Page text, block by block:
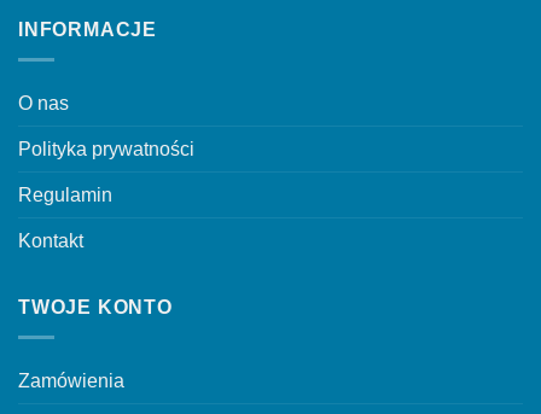
INFORMACJE
O nas
Polityka prywatności
Regulamin
Kontakt
TWOJE KONTO
Zamówienia